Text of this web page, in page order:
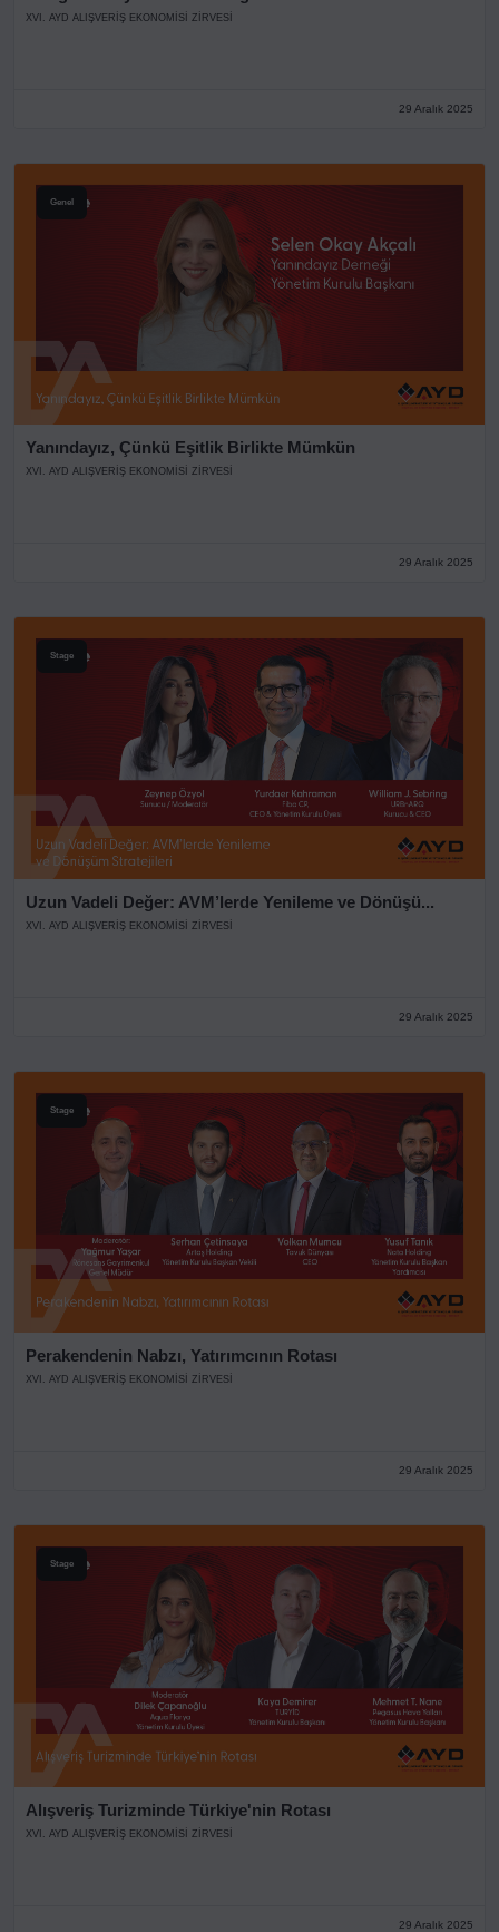
XVI. AYD ALIŞVERİŞ EKONOMİSİ ZİRVESİ
29 Aralık 2025
Genel
Yanındayız, Çünkü Eşitlik Birlikte Mümkün
XVI. AYD ALIŞVERİŞ EKONOMİSİ ZİRVESİ
29 Aralık 2025
Stage
Uzun Vadeli Değer: AVM’lerde Yenileme ve Dönüşü...
XVI. AYD ALIŞVERİŞ EKONOMİSİ ZİRVESİ
29 Aralık 2025
Stage
Perakendenin Nabzı, Yatırımcının Rotası
XVI. AYD ALIŞVERİŞ EKONOMİSİ ZİRVESİ
29 Aralık 2025
Stage
Alışveriş Turizminde Türkiye'nin Rotası
XVI. AYD ALIŞVERİŞ EKONOMİSİ ZİRVESİ
29 Aralık 2025